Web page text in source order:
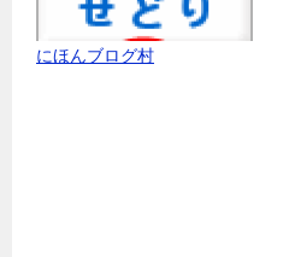
にほんブログ村